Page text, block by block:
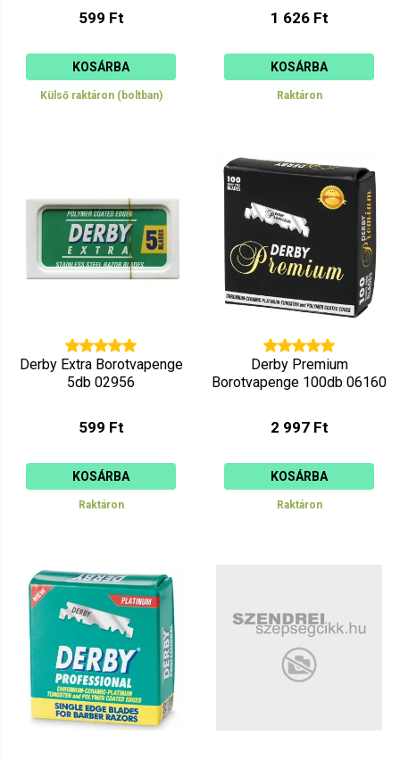
599 Ft
KOSÁRBA
Külső raktáron (boltban)
1 626 Ft
KOSÁRBA
Raktáron
Derby Extra Borotvapenge
5db 02956
599 Ft
KOSÁRBA
Raktáron
Derby Premium
Borotvapenge 100db 06160
2 997 Ft
KOSÁRBA
Raktáron